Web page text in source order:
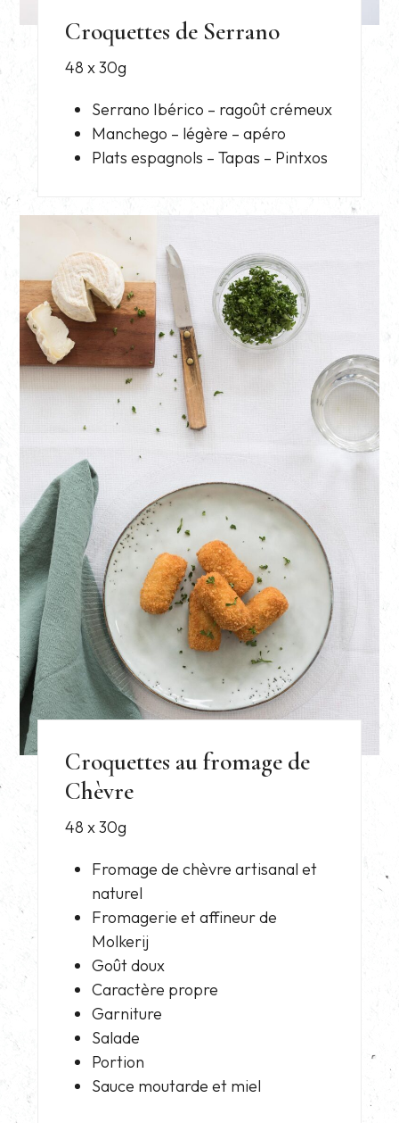
Croquettes de Serrano
48 x 30g
Serrano Ibérico – ragoût crémeux
Manchego – légère – apéro
Plats espagnols – Tapas – Pintxos
Croquettes au fromage de
Chèvre
48 x 30g
Fromage de chèvre artisanal et
naturel
Fromagerie et affineur de
Molkerij
Goût doux
Caractère propre
Garniture
Salade
Portion
Sauce moutarde et miel